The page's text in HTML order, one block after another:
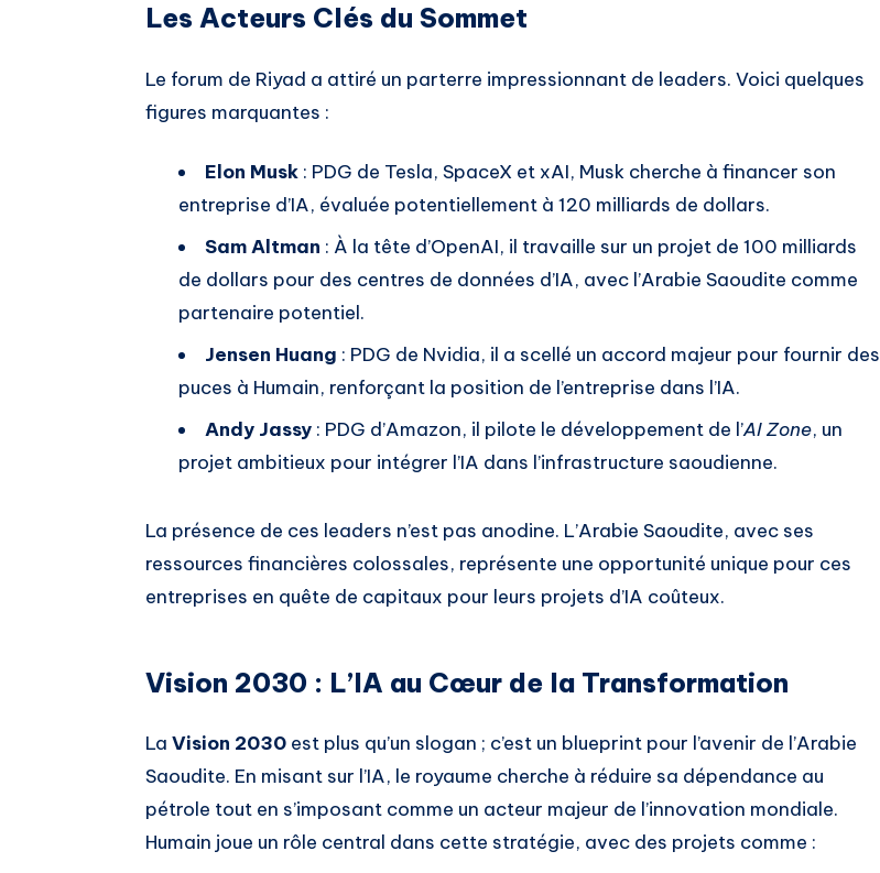
Les Acteurs Clés du Sommet
Le forum de Riyad a attiré un parterre impressionnant de leaders. Voici quelques
figures marquantes :
Elon Musk : PDG de Tesla, SpaceX et xAI, Musk cherche à financer son
entreprise d’IA, évaluée potentiellement à 120 milliards de dollars.
Sam Altman : À la tête d’OpenAI, il travaille sur un projet de 100 milliards
de dollars pour des centres de données d’IA, avec l’Arabie Saoudite comme
partenaire potentiel.
Jensen Huang : PDG de Nvidia, il a scellé un accord majeur pour fournir des
puces à Humain, renforçant la position de l’entreprise dans l’IA.
Andy Jassy : PDG d’Amazon, il pilote le développement de l’AI Zone, un
projet ambitieux pour intégrer l’IA dans l’infrastructure saoudienne.
La présence de ces leaders n’est pas anodine. L’Arabie Saoudite, avec ses
ressources financières colossales, représente une opportunité unique pour ces
entreprises en quête de capitaux pour leurs projets d’IA coûteux.
Vision 2030 : L’IA au Cœur de la Transformation
La Vision 2030 est plus qu’un slogan ; c’est un blueprint pour l’avenir de l’Arabie
Saoudite. En misant sur l’IA, le royaume cherche à réduire sa dépendance au
pétrole tout en s’imposant comme un acteur majeur de l’innovation mondiale.
Humain joue un rôle central dans cette stratégie, avec des projets comme :